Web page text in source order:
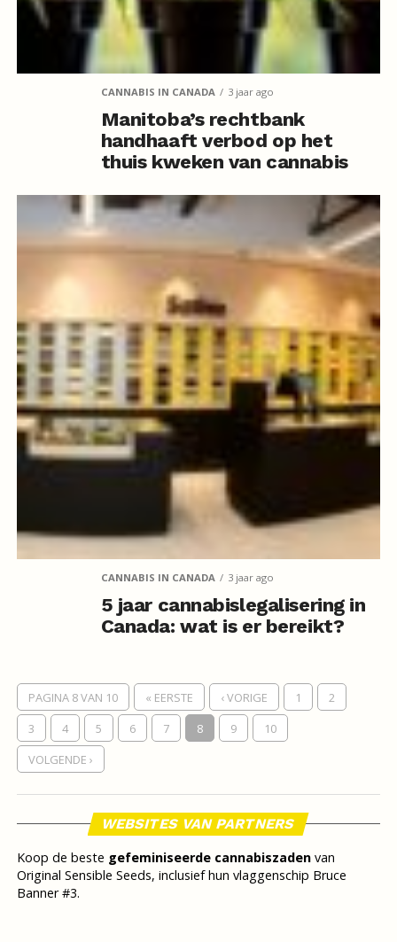
CANNABIS IN CANADA 3 jaar ago
Manitoba’s rechtbank
handhaaft verbod op het
thuis kweken van cannabis
CANNABIS IN CANADA 3 jaar ago
5 jaar cannabislegalisering in
Canada: wat is er bereikt?
PAGINA 8 VAN 10 « EERSTE ‹ VORIGE 1
2
3
4 5 6 7 8 9
10
VOLGENDE ›
WEBSITES VAN PARTNERS
Koop de beste gefeminiseerde cannabiszadenvan
Original Sensible Seeds, inclusief hun vlaggenschip Bruce
Banner #3.